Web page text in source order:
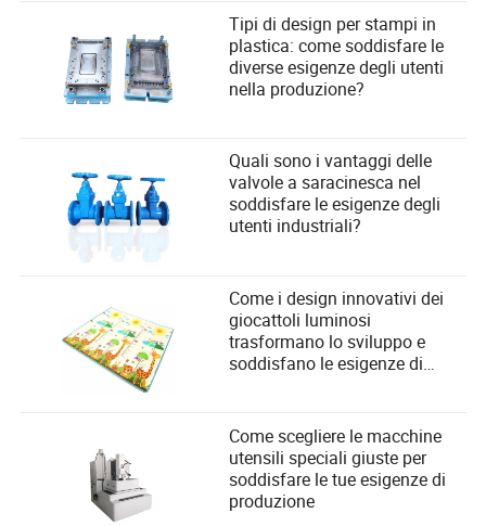
Tipi di design per stampi in
plastica: come soddisfare le
diverse esigenze degli utenti
nella produzione?
Quali sono i vantaggi delle
valvole a saracinesca nel
soddisfare le esigenze degli
utenti industriali?
Come i design innovativi dei
giocattoli luminosi
trasformano lo sviluppo e
soddisfano le esigenze di
Come scegliere le macchine
utensili speciali giuste per
soddisfare le tue esigenze di
produzione